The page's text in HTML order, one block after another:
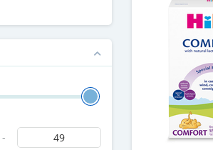
-